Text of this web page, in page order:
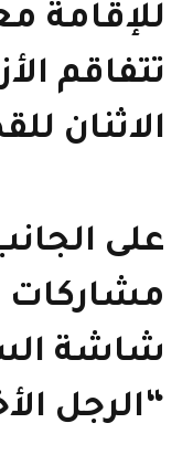
للإقامة
تتفاقم
الاثنان
على
شاشة
“الرجل